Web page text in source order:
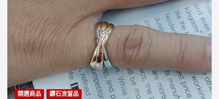
精選商品 鑽石流當品